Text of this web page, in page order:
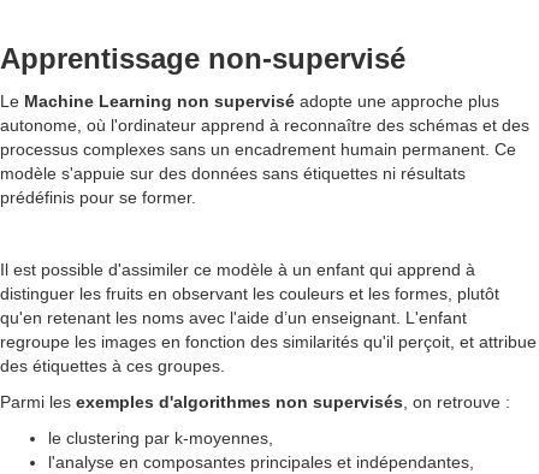
Apprentissage non-supervisé
Le Machine Learning non supervisé adopte une approche plus
autonome, où l'ordinateur apprend à reconnaître des schémas et des
processus complexes sans un encadrement humain permanent. Ce
modèle s'appuie sur des données sans étiquettes ni résultats
prédéfinis pour se former.
Il est possible d'assimiler ce modèle à un enfant qui apprend à
distinguer les fruits en observant les couleurs et les formes, plutôt
qu'en retenant les noms avec l'aide d’un enseignant. L'enfant
regroupe les images en fonction des similarités qu'il perçoit, et attribue
des étiquettes à ces groupes.
Parmi les exemples d'algorithmes non supervisés , on retrouve :
le clustering par k-moyennes,
l'analyse en composantes principales et indépendantes,